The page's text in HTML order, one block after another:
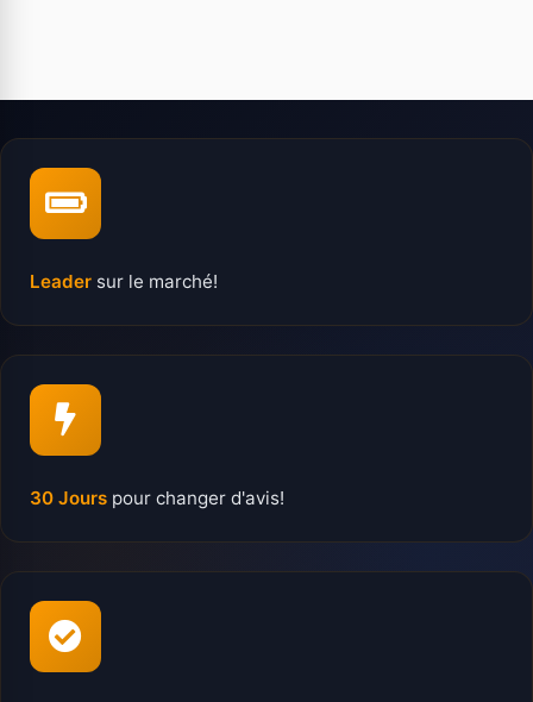
Leader sur le marché!
30 Jours pour changer d'avis!